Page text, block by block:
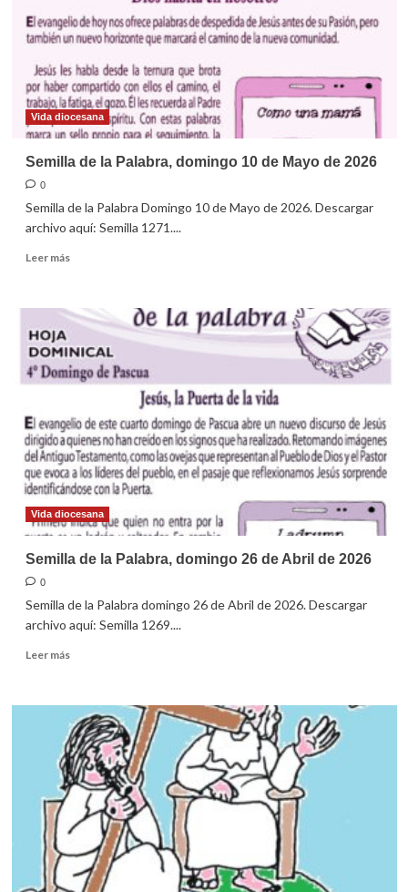
de
Mayo
de
2026
Vida diocesana
Semilla de la Palabra, domingo 10 de Mayo de 2026
0
Semilla de la Palabra Domingo 10 de Mayo de 2026. Descargar
archivo aquí: Semilla 1271....
Leer másLeer
Semilla
de
Palabra,
domingo
Mayo
de
2026
Vida diocesana
Semilla de la Palabra, domingo 26 de Abril de 2026
0
Semilla de la Palabra domingo 26 de Abril de 2026. Descargar
archivo aquí: Semilla 1269....
Leer másLeer
Semilla
de
la
Palabra,
domingo
26
Abril
2026